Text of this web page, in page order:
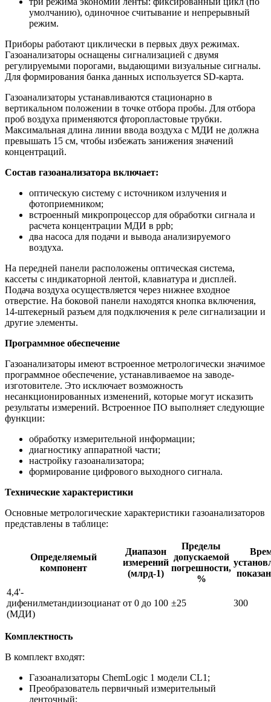
умолчанию), одиночное считывание и непрерывный
режим.
Приборы работают циклически в первых двух режимах.
Газоанализаторы оснащены сигнализацией с двумя
регулируемыми порогами, выдающими визуальные сигналы.
Для формирования банка данных используется SD-карта.
Газоанализаторы устанавливаются стационарно в
вертикальном положении в точке отбора пробы. Для отбора
проб воздуха применяются фторопластовые трубки.
Максимальная длина линии ввода воздуха с МДИ не должна
превышать 15 см, чтобы избежать занижения значений
концентраций.
Состав газоанализатора включает:
оптическую систему с источником излучения и
фотоприемником;
встроенный микропроцессор для обработки сигнала и
расчета концентрации МДИ в ppb;
два насоса для подачи и вывода анализируемого
воздуха.
На передней панели расположены оптическая система,
кассеты с индикаторной лентой, клавиатура и дисплей.
Подача воздуха осуществляется через нижнее входное
отверстие. На боковой панели находятся кнопка включения,
14-штекерный разъем для подключения к реле сигнализации и
другие элементы.
Программное обеспечение
Газоанализаторы имеют встроенное метрологически значимое
программное обеспечение, устанавливаемое на заводе-
изготовителе. Это исключает возможность
несанкционированных изменений, которые могут исказить
результаты измерений. Встроенное ПО выполняет следующие
функции:
обработку измерительной информации;
диагностику аппаратной части;
настройку газоанализатора;
формирование цифрового выходного сигнала.
Технические характеристики
Основные метрологические характеристики газоанализаторов
представлены в таблице:
Определяемый
компонент
Диапазон
измерений
(млрд-1)
Пределы
допускаемой
погрешности,
%
4,4'-
дифенилметандиизоцианат
(МДИ)
от 0 до 100 ±25 300
Комплектность
В комплект входят:
Газоанализаторы ChemLogic 1 модели CL1;
Преобразователь первичный измерительный
ленточный;